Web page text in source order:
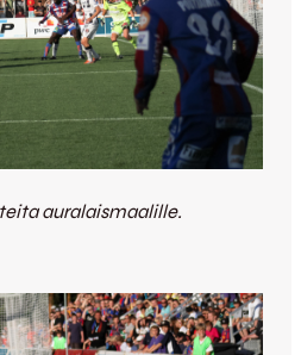
auralaismaalille.